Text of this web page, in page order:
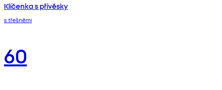
Klíčenka s přívěsky
s třešněmi
60